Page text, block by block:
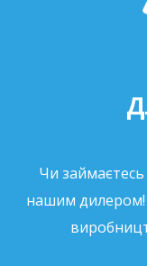
Чи
нашим дилером!